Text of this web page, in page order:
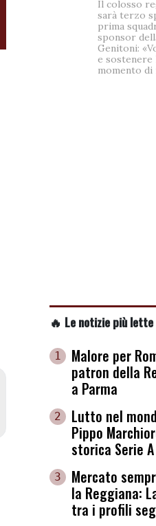
Il colosso
sarà terzo
prima
sponsor
Genitoni:
e
momento di
🔥 Le notizie più lette
1
Malore per
patron della
a Parma
2
Lutto nel
Pippo
storica Serie A
3
Mercato
la Reggiana:
tra i profili